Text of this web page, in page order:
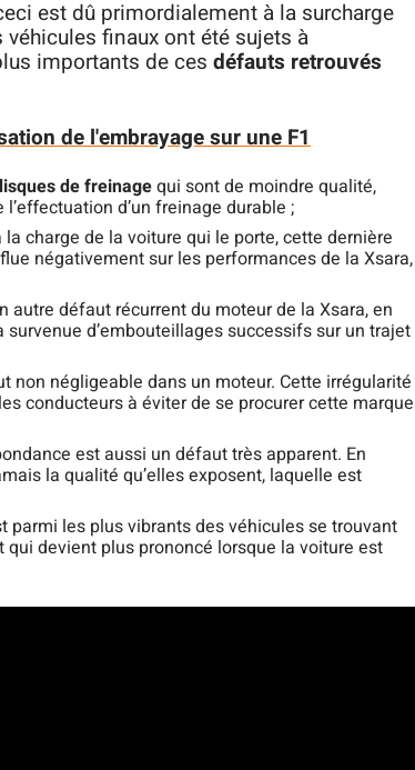
est dû primordialement à la surcharge
finaux ont été sujets à
importants de ces défauts retrouvés
de l'embrayage sur une F1
de freinagequi sont de moindre qualité,
d’un freinage durable ;
la charge de la voiture qui le porte, cette dernière
négativement sur les performances de la Xsara,
autre défaut récurrent du moteur de la Xsara, en
d’embouteillages successifs sur un trajet
non négligeable dans un moteur. Cette irrégularité
conducteurs à éviter de se procurer cette marque
est aussi un défaut très apparent. En
la qualité qu’elles exposent, laquelle est
parmi les plus vibrants des véhicules se trouvant
devient plus prononcé lorsque la voiture est